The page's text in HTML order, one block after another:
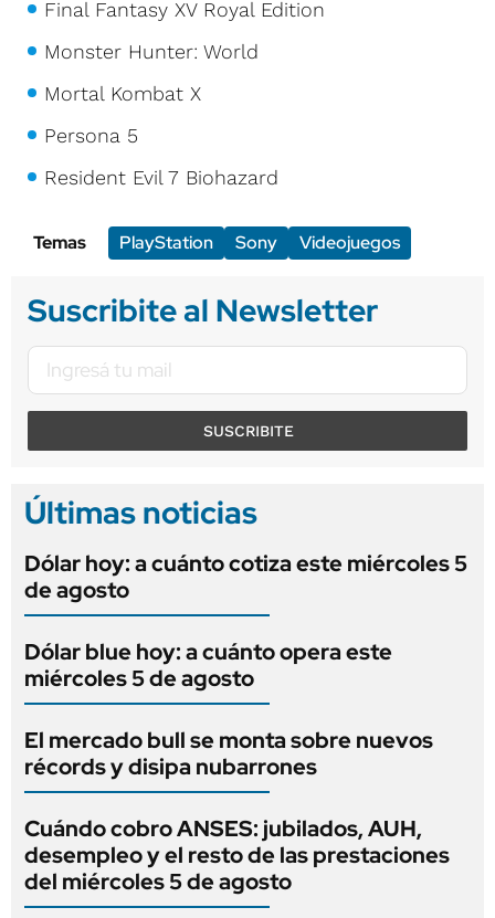
Final Fantasy XV Royal Edition
Monster Hunter: World
Mortal Kombat X
Persona 5
Resident Evil 7 Biohazard
Temas PlayStation Sony Videojuegos
Suscribite al Newsletter
SUSCRIBITE
Últimas noticias
Dólar hoy: a cuánto cotiza este miércoles 5
de agosto
Dólar blue hoy: a cuánto opera este
miércoles 5 de agosto
El mercado bull se monta sobre nuevos
récords y disipa nubarrones
Cuándo cobro ANSES: jubilados, AUH,
desempleo y el resto de las prestaciones
del miércoles 5 de agosto